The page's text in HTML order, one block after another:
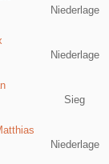
Niederlage
Niederlage
Sieg
Niederlage